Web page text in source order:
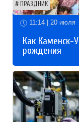
ПРАЗДНИК
11:14 | 20 июля
Как Каменск-
рождения